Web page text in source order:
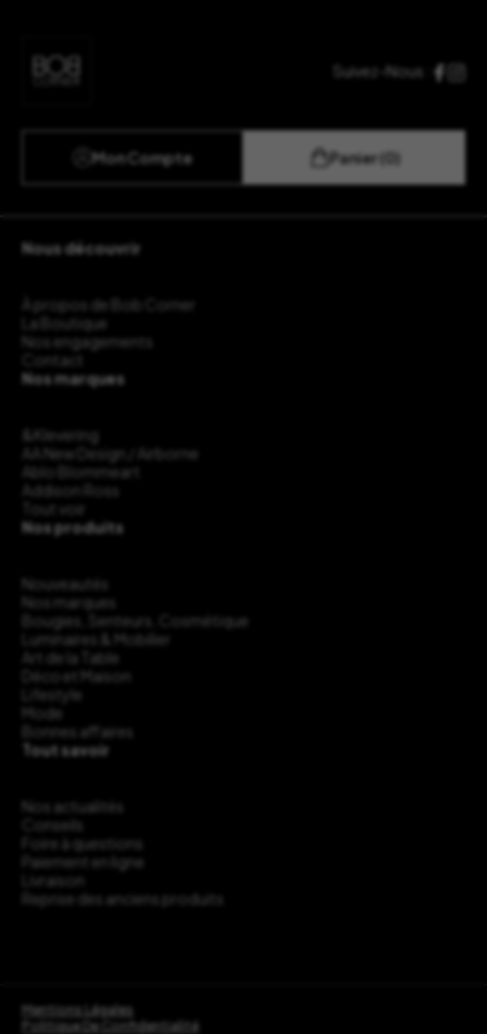
Suivez-Nous :
Mon Compte Panier (0)
Nous découvrir
À propos de Bob Corner
La Boutique
Nos engagements
Contact
Nos marques
&Klevering
AA New Design / Airborne
Ablo Blommeart
Addison Ross
Tout voir
Nos produits
Nouveautés
Nos marques
Bougies, Senteurs, Cosmétique
Luminaires & Mobilier
Art de la Table
Déco et Maison
Lifestyle
Mode
Bonnes affaires
Tout savoir
Nos actualités
Conseils
Foire à questions
Paiement en ligne
Livraison
Reprise des anciens produits
Mentions Légales
Politique De Confidentialité